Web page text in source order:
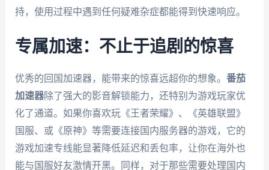
持，使用过程中遇到任何疑难杂症都能得到快速响应。
专属加速：不止于追剧的惊喜
优秀的回国加速器，能带来的惊喜远超你的想象。 番茄
加速器除了强大的影音解锁能力，还特别为游戏玩家优
化了通道。如果你喜欢玩《王者荣耀》、《英雄联盟》
国服、或《原神》等需要连接国内服务器的游戏，它的
游戏加速专线能显著降低延迟和丢包率，让你在海外也
能与国服好友激情开黑。同样，对于那些需要处理国内